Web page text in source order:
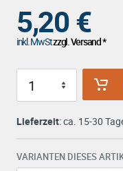
5,20€
inkl. MwStzzgl. Versand *
Lieferzeit: ca. 15-30
VARIANTEN DIESES